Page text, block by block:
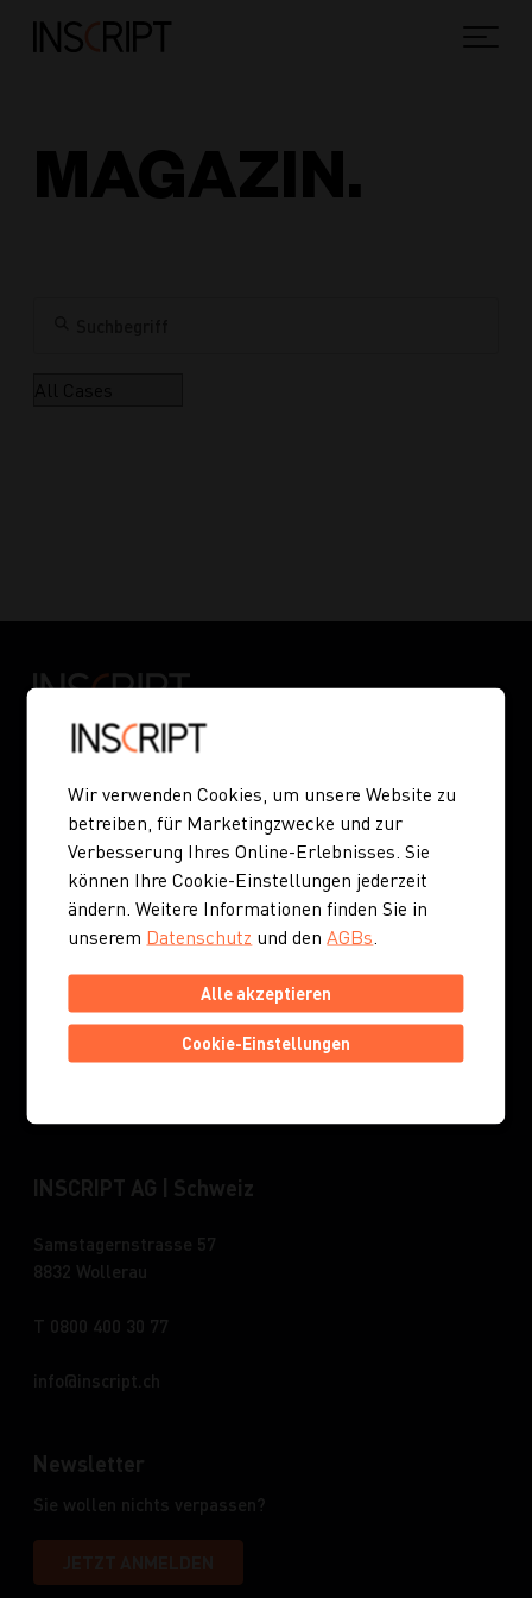
MAGAZIN.
Kohlmarkt 8-10
1010 Wien
Rohrbach 26/c
6850 Dornbirn
inscript.team
INSCRIPT AG | Schweiz
Samstagernstrasse 57
8832 Wollerau
T 0800 400 30 77
info inscript.ch
Newsletter
Sie wollen nichts verpassen?
Wir verwenden Cookies, um unsere Website zu
betreiben, für Marketingzwecke und zur
Verbesserung Ihres Online-Erlebnisses. Sie
können Ihre Cookie-Einstellungen jederzeit
ändern. Weitere Informationen finden Sie in
unserem Datenschutz und denAGBs
Alle akzeptieren
Cookie-Einstellungen